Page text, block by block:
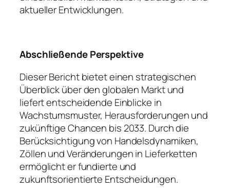
aktueller Entwicklungen.
Abschließende Perspektive
Dieser Bericht bietet einen strategischen
Überblick über den globalen Markt und
liefert entscheidende Einblicke in
Wachstumsmuster, Herausforderungen und
zukünftige Chancen bis 2033. Durch die
Berücksichtigung von Handelsdynamiken,
Zöllen und Veränderungen in Lieferketten
ermöglicht er fundierte und
zukunftsorientierte Entscheidungen.